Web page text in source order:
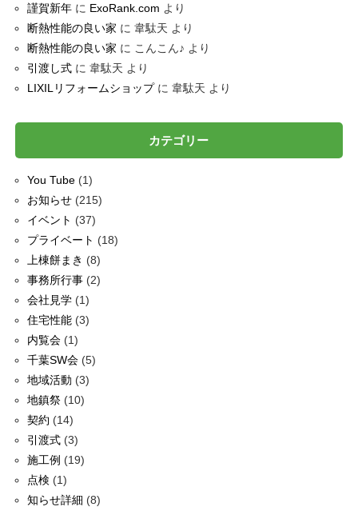
謹賀新年に ExoRank.com より
断熱性能の良い家 に 韋駄天 より
断熱性能の良い家 に こんこん♪ より
引渡し式に 韋駄天 より
LIXILリフォームショップに 韋駄天 より
カテゴリー
You Tube(1)
お知らせ(215)
イベント (37)
プライベート (18)
上棟餅まき (8)
事務所行事(2)
会社見学(1)
住宅性能(3)
内覧会(1)
千葉SW会(5)
地域活動 (3)
地鎮祭(10)
契約 (14)
引渡式(3)
施工例 (19)
点検 (1)
知らせ詳細 (8)